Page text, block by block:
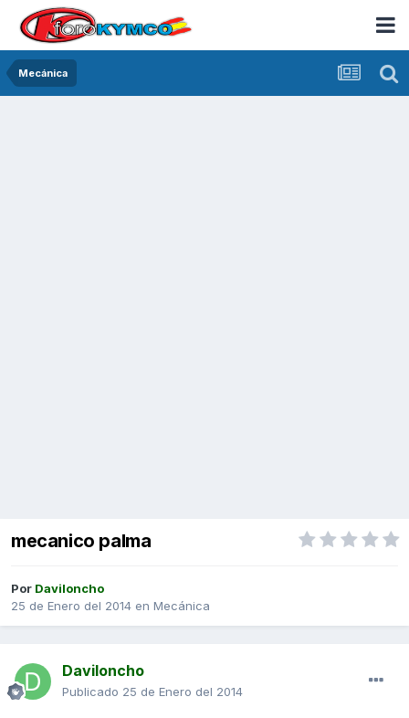
Mecánica
mecanico palma
Por Daviloncho
25 de Enero del 2014 en Mecánica
Daviloncho
Publicado 25 de Enero del 2014